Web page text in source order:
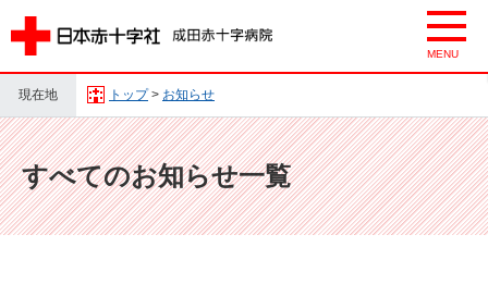
現在地 トップ> お知らせ
すべてのお知らせ一覧